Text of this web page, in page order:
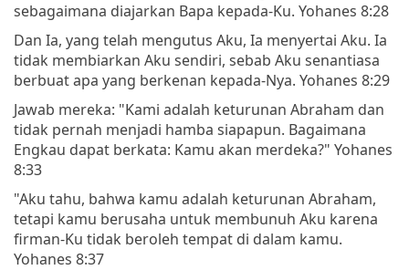
sebagaimana diajarkan Bapa kepada-Ku. Yohanes 8:28
Dan Ia, yang telah mengutus Aku, Ia menyertai Aku. Ia
tidak membiarkan Aku sendiri, sebab Aku senantiasa
berbuat apa yang berkenan kepada-Nya. Yohanes 8:29
Jawab mereka: "Kami adalah keturunan Abraham dan
tidak pernah menjadi hamba siapapun. Bagaimana
Engkau dapat berkata: Kamu akan merdeka?" Yohanes
8:33
"Aku tahu, bahwa kamu adalah keturunan Abraham,
tetapi kamu berusaha untuk membunuh Aku karena
firman-Ku tidak beroleh tempat di dalam kamu.
Yohanes 8:37